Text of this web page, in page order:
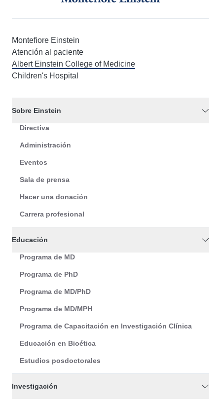
Montefiore Einstein
Atención al paciente
Albert Einstein College of Medicine
Children's Hospital
Sobre Einstein
Directiva
Administración
Eventos
Sala de prensa
Hacer una donación
Carrera profesional
Educación
Programa de MD
Programa de PhD
Programa de MD/PhD
Programa de MD/MPH
Programa de Capacitación en Investigación Clínica
Educación en Bioética
Estudios posdoctorales
Investigación